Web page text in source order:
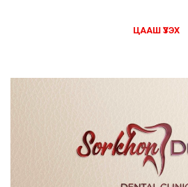
ЦААШ ҮЗЭХ